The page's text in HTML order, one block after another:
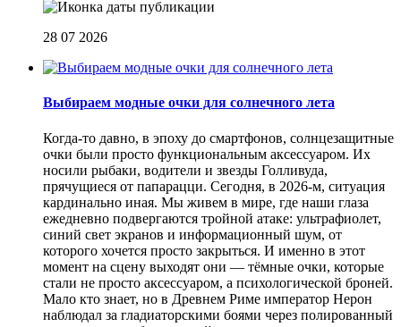
28 07 2026
Выбираем модные очки для солнечного лета
Когда-то давно, в эпоху до смартфонов, солнцезащитные
очки были просто функциональным аксессуаром. Их
носили рыбаки, водители и звезды Голливуда,
прячущиеся от папарацци. Сегодня, в 2026-м, ситуация
кардинально иная. Мы живем в мире, где наши глаза
ежедневно подвергаются тройной атаке: ультрафиолет,
синий свет экранов и информационный шум, от
которого хочется просто закрыться. И именно в этот
момент на сцену выходят они — тёмные очки, которые
стали не просто аксессуаром, а психологической броней.
Мало кто знает, но в Древнем Риме император Нерон
наблюдал за гладиаторскими боями через полированный